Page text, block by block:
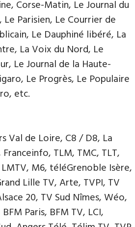
Corse-Matin, Le Journal du
Parisien, Le Courrier de
Le Dauphiné libéré, La
La Voix du Nord, Le
Le Journal de la Haute-
Le Progrès, Le Populaire
etc.
Val de Loire, C8 / D8, La
TLM, TMC, TLT,
M6, téléGrenoble Isère,
Lille TV, Arte, TVPI, TV
20, TV Sud Nîmes, Wéo,
Paris, BFM TV, LCI,